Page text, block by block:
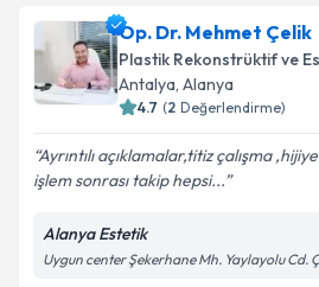
Op. Dr. Mehmet Çelik
Plastik Rekonstrüktif ve
Antalya, Alanya
4.7 (2 Değerlendirme)
Ayrıntılı açıklamalar,titiz çalışma
işlem sonrası takip hepsi...
Alanya Estetik
Uygun center Şekerhane Mh. Yaylayolu Cd.